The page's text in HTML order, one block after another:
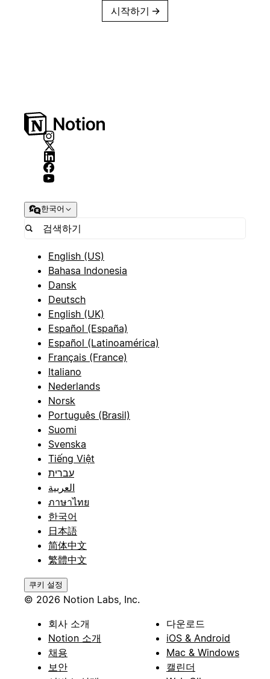
시작하기 →
한국어
English (US)
Bahasa Indonesia
Dansk
Deutsch
English (UK)
Español (España)
Español (Latinoamérica)
Français (France)
Italiano
Nederlands
Norsk
Português (Brasil)
Suomi
Svenska
Tiếng Việt
עברית
العربية
ภาษาไทย
한국어
日本語
简体中文
繁體中文
쿠키 설정
© 2026 Notion Labs, Inc.
회사 소개
Notion 소개
채용
보안
다운로드
iOS & Android
Mac & Windows
캘린더